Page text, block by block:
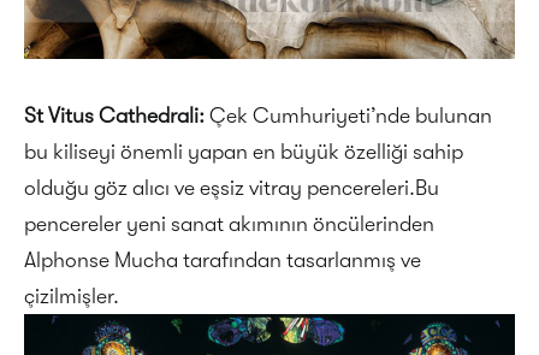
St Vitus Cathedrali: Çek Cumhuriyeti’nde bulunan
bu kiliseyi önemli yapan en büyük özelliği sahip
olduğu göz alıcı ve eşsiz vitray pencereleri.Bu
pencereler yeni sanat akımının öncülerinden
Alphonse Mucha tarafından tasarlanmış ve
çizilmişler.